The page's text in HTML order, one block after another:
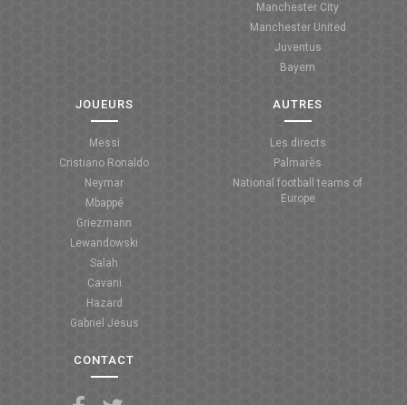
Manchester City
Manchester United
Juventus
Bayern
JOUEURS
Messi
Cristiano Ronaldo
Neymar
Mbappé
Griezmann
Lewandowski
Salah
Cavani
Hazard
Gabriel Jesus
AUTRES
Les directs
Palmarès
National football teams of
Europe
CONTACT